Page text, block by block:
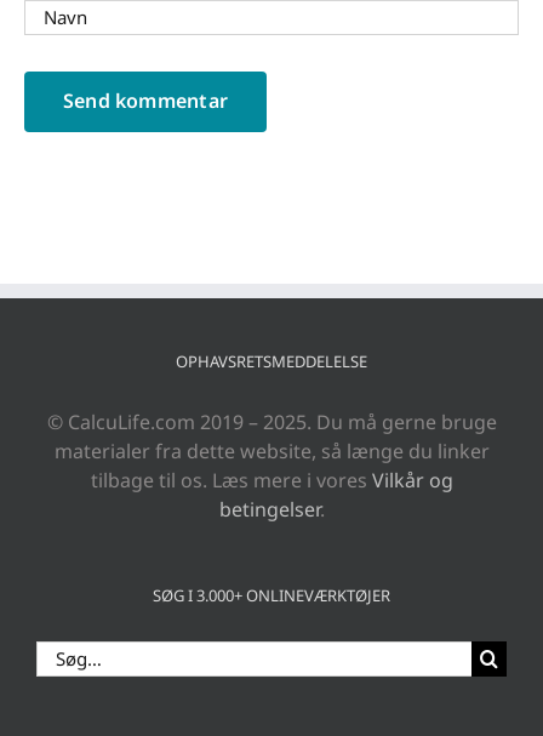
OPHAVSRETSMEDDELELSE
© CalcuLife.com 2019 – 2025. Du må gerne bruge
materialer fra dette website, så længe du linker
tilbage til os. Læs mere i vores Vilkår og
betingelser.
SØG I 3.000+ ONLINEVÆRKTØJER
Søg
efter: